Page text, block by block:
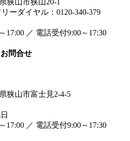
リーダイヤル：0120-340-379
17:00 ／ 電話受付9:00～17:30
問合せ
狭山市富士見2-4-5
17:00 ／ 電話受付9:00～17:30